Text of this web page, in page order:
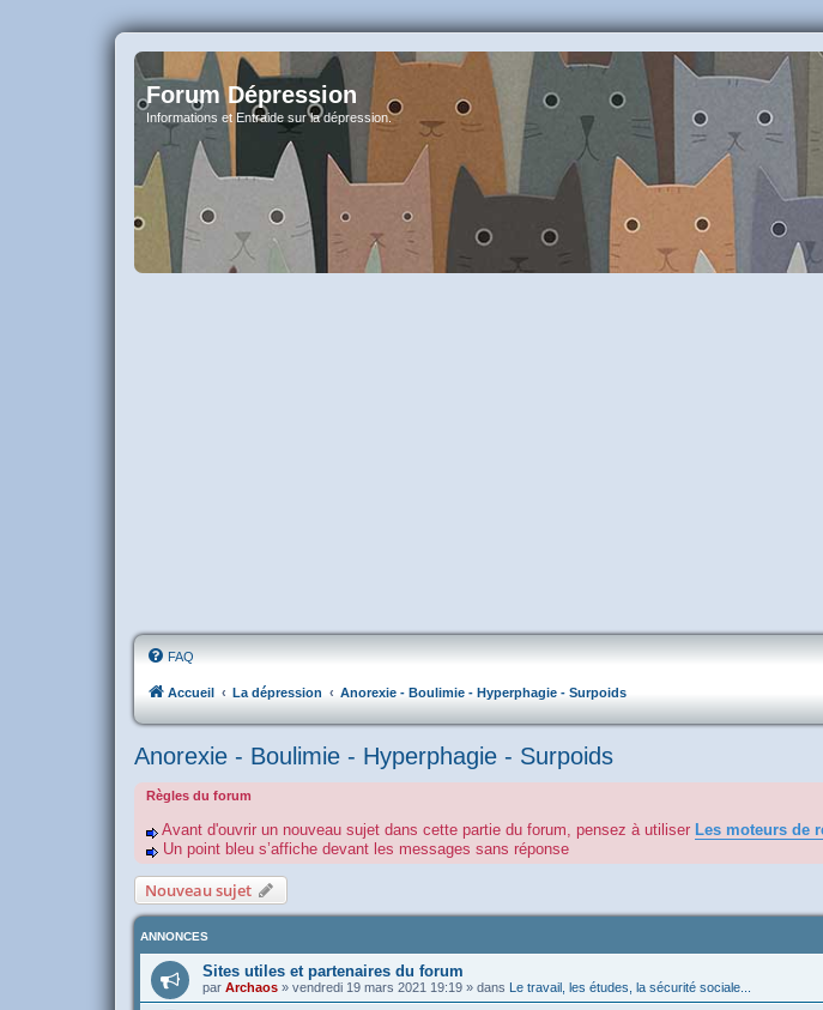
Forum Dépression
Informations et Entraide sur la dépression.
FAQ
Accueil La dépression Anorexie - Boulimie - Hyperphagie - Surpoids
Anorexie - Boulimie - Hyperphagie - Surpoids
Règles du forum
Avant d'ouvrir un nouveau sujet dans cette partie du forum, pensez à utiliser Les moteurs de
Un point bleu s’affiche devant les messages sans réponse
Nouveau sujet
ANNONCES
Sites utiles et partenaires du forum
par Archaos » vendredi 19 mars 2021 19:19 » dans Le travail, les études, la sécurité sociale...